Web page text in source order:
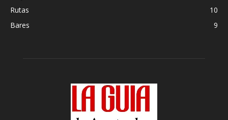
Rutas
10
Bares
9